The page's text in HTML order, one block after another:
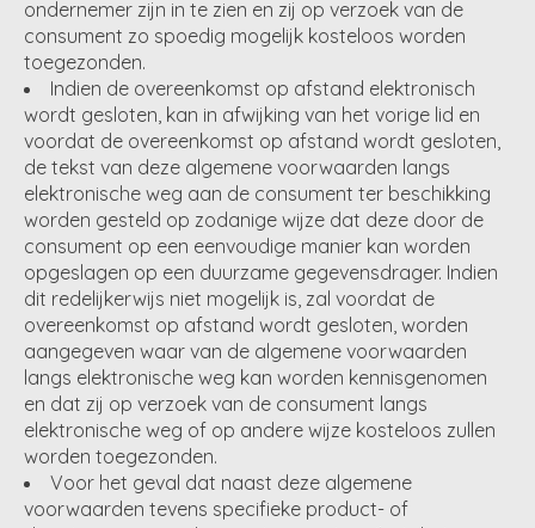
ondernemer zijn in te zien en zij op verzoek van de
consument zo spoedig mogelijk kosteloos worden
toegezonden.
Indien de overeenkomst op afstand elektronisch
wordt gesloten, kan in afwijking van het vorige lid en
voordat de overeenkomst op afstand wordt gesloten,
de tekst van deze algemene voorwaarden langs
elektronische weg aan de consument ter beschikking
worden gesteld op zodanige wijze dat deze door de
consument op een eenvoudige manier kan worden
opgeslagen op een duurzame gegevensdrager. Indien
dit redelijkerwijs niet mogelijk is, zal voordat de
overeenkomst op afstand wordt gesloten, worden
aangegeven waar van de algemene voorwaarden
langs elektronische weg kan worden kennisgenomen
en dat zij op verzoek van de consument langs
elektronische weg of op andere wijze kosteloos zullen
worden toegezonden.
Voor het geval dat naast deze algemene
voorwaarden tevens specifieke product- of